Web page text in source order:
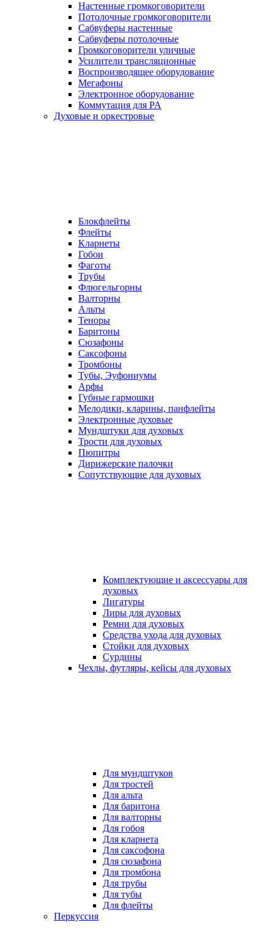
Настенные громкоговорители
Потолочные громкоговорители
Сабвуферы настенные
Сабвуферы потолочные
Громкоговорители уличные
Усилители трансляционные
Воспроизводящее оборудование
Мегафоны
Электронное оборудование
Коммутация для PA
Духовые и оркестровые
Блокфлейты
Флейты
Кларнеты
Гобои
Фаготы
Трубы
Флюгельгорны
Валторны
Альты
Теноры
Баритоны
Сюзафоны
Саксофоны
Тромбоны
Тубы, Эуфониумы
Арфы
Губные гармошки
Мелодики, кларины, панфлейты
Электронные духовые
Мундштуки для духовых
Трости для духовых
Пюпитры
Дирижерские палочки
Сопутствующие для духовых
Комплектующие и аксессуары для
духовых
Лигатуры
Лиры для духовых
Ремни для духовых
Средства ухода для духовых
Стойки для духовых
Сурдины
Чехлы, футляры, кейсы для духовых
Для мундштуков
Для тростей
Для альта
Для баритона
Для валторны
Для гобоя
Для кларнета
Для саксофона
Для сюзафона
Для тромбона
Для трубы
Для тубы
Для флейты
Перкуссия